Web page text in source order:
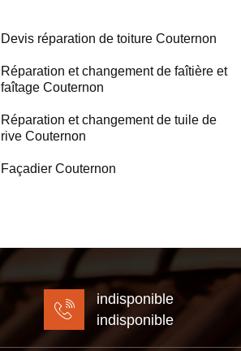
Devis réparation de toiture Couternon
Réparation et changement de faîtière et
faîtage Couternon
Réparation et changement de tuile de
rive Couternon
Façadier Couternon
indisponible
indisponible